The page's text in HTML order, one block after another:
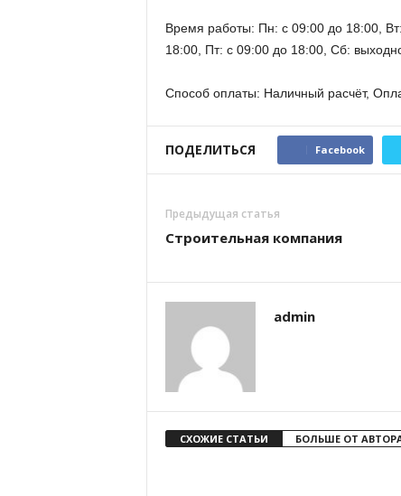
Время работы: Пн: с 09:00 до 18:00,
18:00, Пт: с 09:00 до 18:00, Сб:
Способ оплаты: Наличный расчёт,
ПОДЕЛИТЬСЯ Facebook
Предыдущая статья
Строительная компания
admin
СХОЖИЕ СТАТЬИ БОЛЬШЕ ОТ